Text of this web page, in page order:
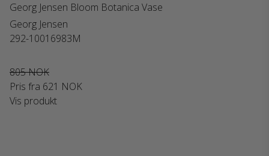
Georg Jensen Bloom Botanica Vase
Georg Jensen
292-10016983M
805 NOK
Pris fra 621 NOK
Vis produkt